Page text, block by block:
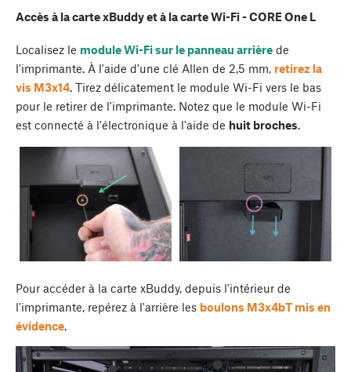
Accès à la carte xBuddy et à la carte Wi-Fi - CORE One L
Localisez le module Wi-Fi sur le panneau arrière de
l'imprimante. À l'aide d'une clé Allen de 2,5 mm, retirez la
vis M3x14. Tirez délicatement le module Wi-Fi vers le bas
pour le retirer de l'imprimante. Notez que le module Wi-Fi
est connecté à l'électronique à l'aide de huit broches.
Pour accéder à la carte xBuddy, depuis l'intérieur de
l'imprimante, repérez à l'arrière les boulons M3x4bT mis en
évidence.